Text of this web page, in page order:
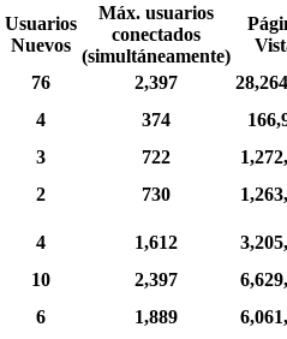
Usuarios
Nuevos
Máx. usuarios
conectados
(simultáneamente)
76 2,397
4 374
3 722
2 730
4 1,612
10 2,397
6 1,889